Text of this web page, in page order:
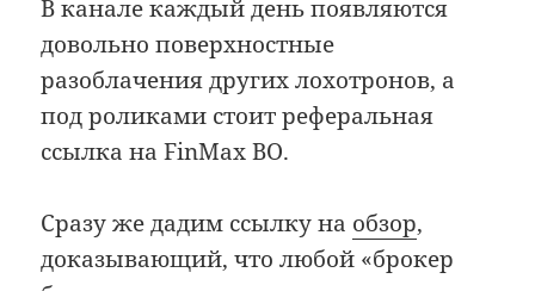
В канале каждый день появляются
довольно поверхностные
разоблачения других лохотронов, а
под роликами стоит реферальная
ссылка на FinMax BO.
Сразу же дадим ссылку на обзор,
доказывающий, что любой «брокер